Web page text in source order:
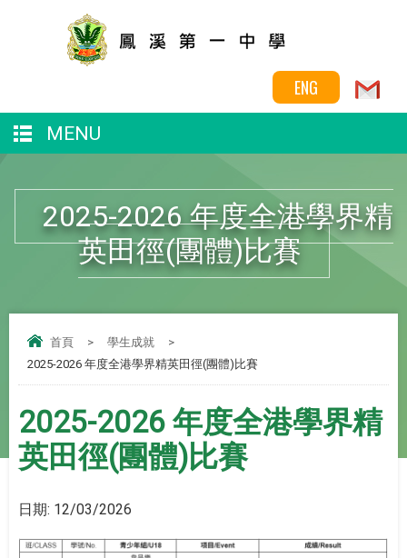
ENG
MENU
2025-2026 年度全港學界精
英田徑(團體)比賽
首頁 > 學生成就
>
2025-2026 年度全港學界精英田徑(團體)比賽
2025-2026 年度全港學界精
英田徑(團體)比賽
日期: 12/03/2026